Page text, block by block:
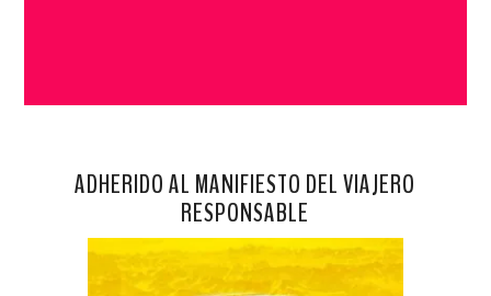
ADHERIDO AL MANIFIESTO DEL VIAJERO
RESPONSABLE